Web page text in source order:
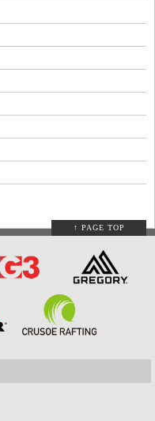
↑ PAGE TOP